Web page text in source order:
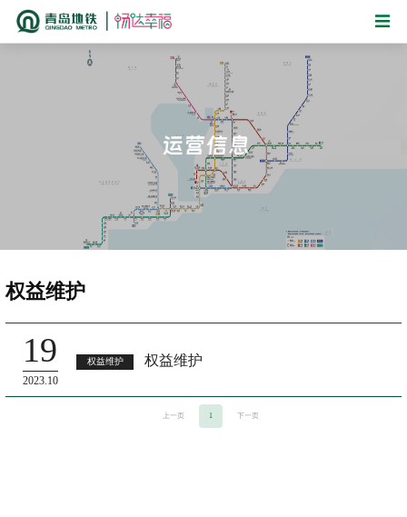
权益维护
19
2023.10
权益维护 权益维护
上一页 1 下一页